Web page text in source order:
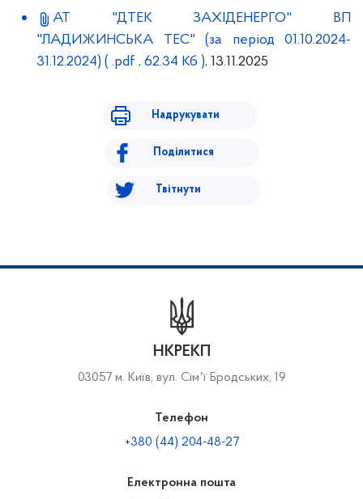
АТ "ДТЕК ЗАХІДЕНЕРГО" ВП
"ЛАДИЖИНСЬКА ТЕС" (за період 01.10.2024-
31.12.2024) ( .pdf , 62.34 Кб ), 13.11.2025
Надрукувати
Поділитися
Твітнути
НКРЕКП
03057 м. Київ, вул. Сімʼї Бродських, 19
Телефон
+380 (44) 204-48-27
Електронна пошта